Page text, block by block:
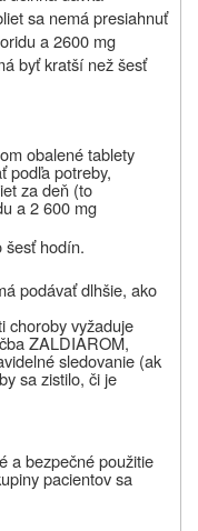
sa nemá presiahnuť
a 2600 mg
byť kratší než šesť
obalené tablety
podľa potreby,
za deň (to
a 2 600 mg
šesť hodín.
podávať dlhšie, ako
choroby vyžaduje
ZALDIAROM,
sledovanie (ak
sa zistilo, či je
a bezpečné použitie
pacientov sa